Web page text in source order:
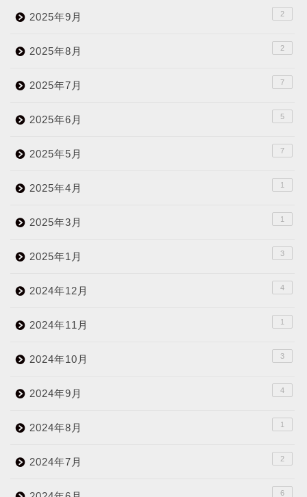
2025年9月 2
2025年8月 2
2025年7月 7
2025年6月 5
2025年5月 7
2025年4月 1
2025年3月 1
2025年1月 3
2024年12月 4
2024年11月 1
2024年10月 3
2024年9月 4
2024年8月 1
2024年7月 2
6